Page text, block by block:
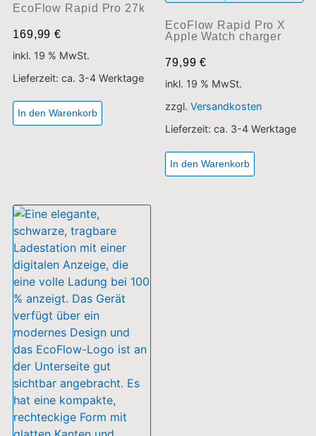
EcoFlow Rapid 25k
99,99 €
inkl. MwSt.
Ausführung wählen